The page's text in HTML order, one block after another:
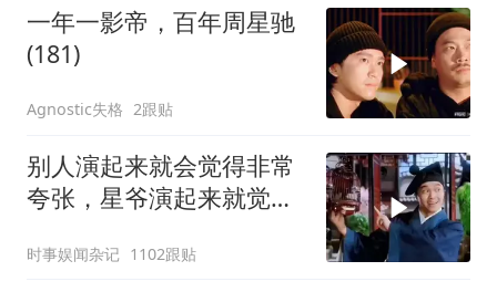
一年一影帝，百年周星驰
(181)
Agnostic失格 2跟贴
别人演起来就会觉得非常
夸张，星爷演起来就觉得
时事娱闻杂记 1102跟贴